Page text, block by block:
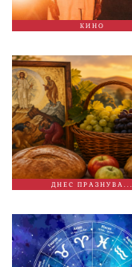
КИНО
ДНЕС ПРАЗНУВА...